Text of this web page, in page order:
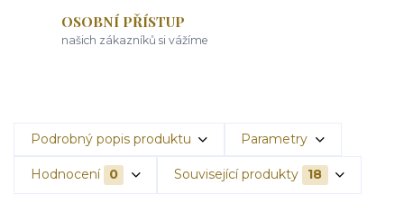
OSOBNÍ PŘÍSTUP
našich zákazníků si vážíme
Podrobný popis produktu Parametry
Hodnocení 0 Související produkty 18